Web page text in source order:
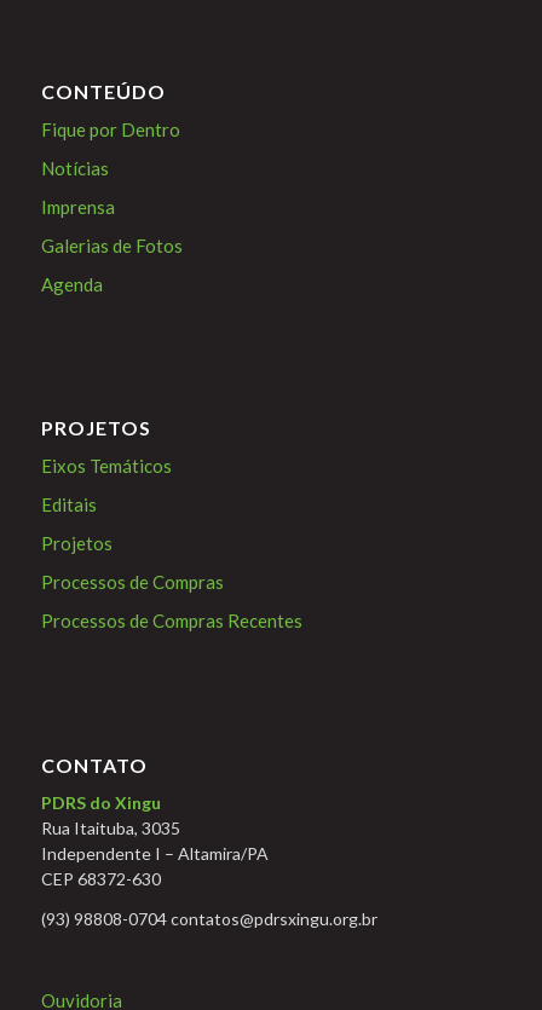
CONTEÚDO
Fique por Dentro
Notícias
Imprensa
Galerias de Fotos
Agenda
PROJETOS
Eixos Temáticos
Editais
Projetos
Processos de Compras
Processos de Compras Recentes
CONTATO
PDRS do Xingu
Rua Itaituba, 3035
Independente I – Altamira/PA
CEP 68372-630
(93) 98808-0704 contatos@pdrsxingu.org.br
Ouvidoria